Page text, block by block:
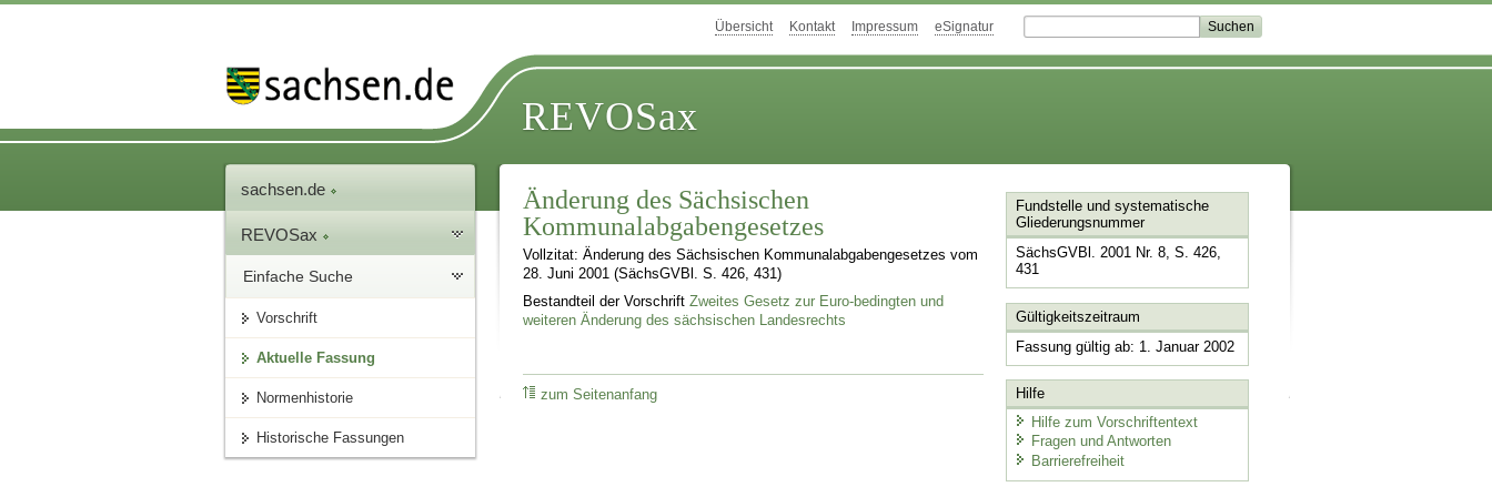
Übersicht Kontakt Impressum eSignatur
REVOSax
sachsen.de
REVOSax
Einfache Suche
Vorschrift
Aktuelle Fassung
Normenhistorie
Historische Fassungen
Änderung des Sächsischen
Kommunalabgabengesetzes
Vollzitat: Änderung des Sächsischen Kommunalabgabengesetzes vom
28. Juni 2001 (SächsGVBl. S. 426, 431)
Bestandteil der VorschriftZweites Gesetz zur Euro-bedingten und
weiteren Änderung des sächsischen Landesrechts
zum Seitenanfang
Fundstelle und systematische
Gliederungsnummer
SächsGVBl. 2001 Nr. 8, S. 426,
431
Gültigkeitszeitraum
Fassung gültig ab: 1. Januar 2002
Hilfe
Hilfe zum Vorschriftentext
Fragen und Antworten
Barrierefreiheit